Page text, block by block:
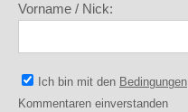
Vorname / Nick:
Ich bin mit den Bedingungen
Kommentaren einverstanden